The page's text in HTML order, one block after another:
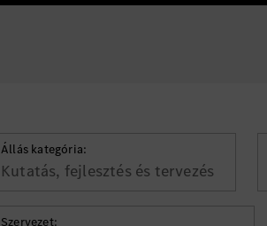
Állás kategória:
Kutatás, fejlesztés és tervezés
Szervezet: